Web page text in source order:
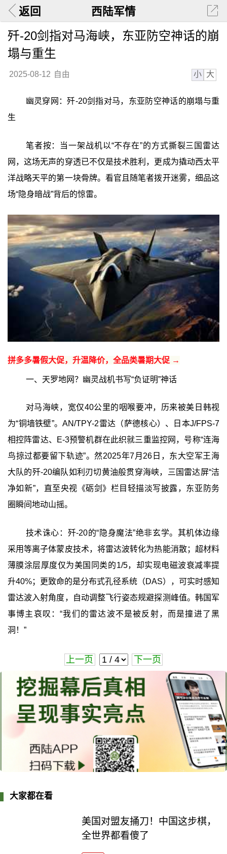
返回 西陆军情
歼-20剑指对马海峡，东亚防空神话的崩
塌与重生
2025-08-12 自由 小 大
幽灵穿网：歼-20剑指对马，东亚防空神话的崩塌与重
生
笔者按：当一架战机以“不存在”的方式撕裂三国雷达
网，这场无声的穿透已不仅是技术胜利，更成为撬动西太平
洋战略天平的第一块骨牌。看官且随笔者拨开迷雾，细品这
场“隐身暗战”背后的惊雷。
拼多多暑假大促，升温降价，全品类暑期大促 →
一、天罗地网？幽灵战机书写“负证明”神话
对马海峡，宽仅40公里的咽喉要冲，历来被美日韩视
为“铜墙铁壁”。AN/TPY-2雷达（萨德核心）、日本J/FPS-7
相控阵雷达、E-3预警机群在此织就三重监控网，号称“连海
鸟掠过都要留下轨迹”。然2025年7月26日，东大空军王海
大队的歼-20编队如利刃切黄油般贯穿海峡，三国雷达屏“洁
净如新”，直至央视《砺剑》栏目轻描淡写披露，东亚防务
圈瞬间地动山摇。
技术诛心：歼-20的“隐身魔法”绝非玄学。其机体边缘
采用等离子体蒙皮技术，将雷达波转化为热能消散；超材料
薄膜涂层厚度仅为美国同类的1/5，却实现电磁波衰减率提
升40%；更致命的是分布式孔径系统（DAS），可实时感知
雷达波入射角度，自动调整飞行姿态规避探测峰值。韩国军
事博主哀叹：“我们的雷达波不是被反射，而是撞进了黑
洞！”
上一页 下一页
大家都在看
美国对盟友捅刀！中国这步棋，
全世界都看傻了